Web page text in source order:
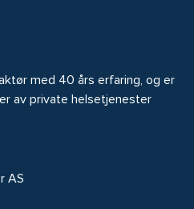
med 40 års erfaring, og er
av private helsetjenester
AS